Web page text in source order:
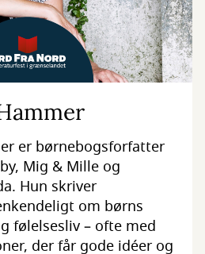
er børnebogsforfatter
Mig & Mille og
Hun skriver
om børns
følelsesliv – ofte med
der får gode idéer og